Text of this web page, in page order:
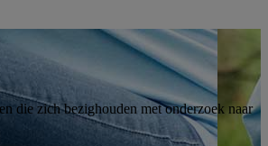
die zich bezighouden met onderzoek naar